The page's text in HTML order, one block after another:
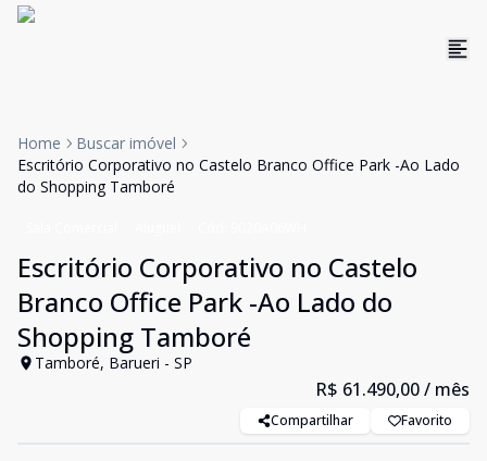
Home
Buscar imóvel
Escritório Corporativo no Castelo Branco Office Park -Ao Lado
do Shopping Tamboré
Escritório Corporativo no Castelo
Branco Office Park -Ao Lado do
Shopping Tamboré
Tamboré, Barueri - SP
R$ 61.490,00/ mês
Compartilhar Favorito